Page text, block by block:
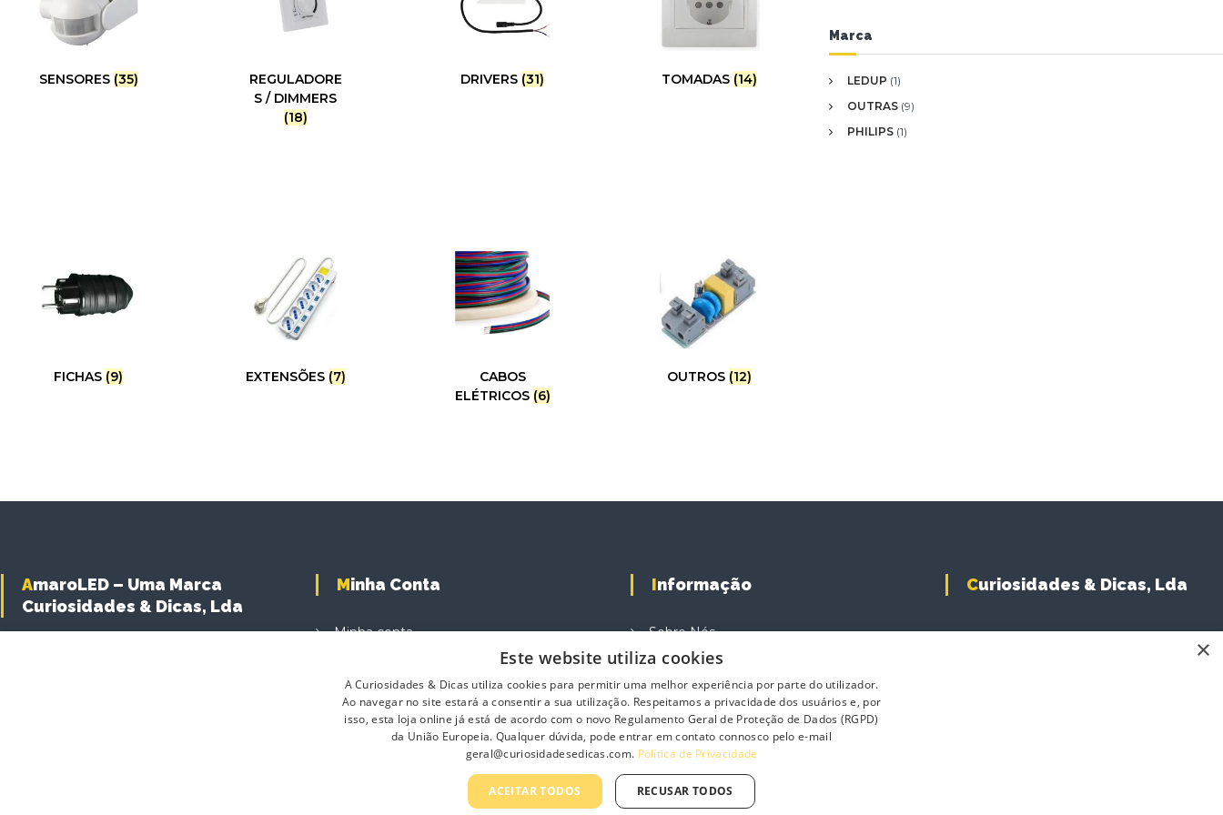
SENSORES (35)
REGULADORE
S / DIMMERS
(18)
DRIVERS (31) TOMADAS (14)
FICHAS (9) EXTENSÕES (7)
CABOS
ELÉTRICOS (6)
OUTROS (12)
Marca
LEDUP (1)
OUTRAS (9)
PHILIPS (1)
AmaroLED – Uma Marca
Curiosidades & Dicas, Lda
Minha Conta
Minha conta
Finalizar Compras
Produtos
Informação
Sobre Nós
Contacte-nos
Profissionais
Política de Privacidade
Termos e Condições Gerais
Termos e Condições de Revenda
Livro de Reclamações On-Line
Curiosidades & Dicas, Lda
×
Este website utiliza cookies
A Curiosidades & Dicas utiliza cookies para permitir uma melhor experiência por parte do utilizador.
Ao navegar no site estará a consentir a sua utilização. Respeitamos a privacidade dos usuários e, por
isso, esta loja online já está de acordo com o novo Regulamento Geral de Proteção de Dados (RGPD)
da União Europeia. Qualquer dúvida, pode entrar em contato connosco pelo e-mail
geral@curiosidadesedicas.com. Política de Privacidade
ACEITAR TODOS RECUSAR TODOS